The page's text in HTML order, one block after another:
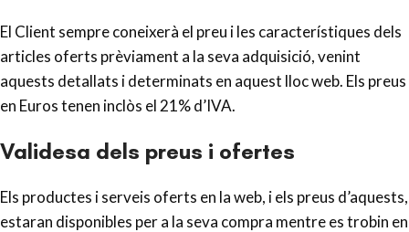
El Client sempre coneixerà el preu i les característiques dels
articles oferts prèviament a la seva adquisició, venint
aquests detallats i determinats en aquest lloc web. Els preus
en Euros tenen inclòs el 21% d’IVA.
Validesa dels preus i ofertes
Els productes i serveis oferts en la web, i els preus d’aquests,
estaran disponibles per a la seva compra mentre es trobin en